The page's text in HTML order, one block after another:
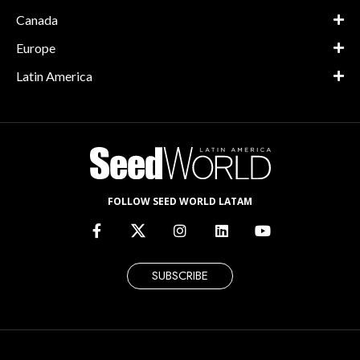
Canada
Europe
Latin America
FOLLOW SEED WORLD LATAM
SUBSCRIBE